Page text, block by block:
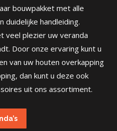
bouwpakket met alle
duidelijke handleiding.
veel plezier uw veranda
Door onze ervaring kunt u
van uw houten overkapping
dan kunt u deze ook
uit ons assortiment.